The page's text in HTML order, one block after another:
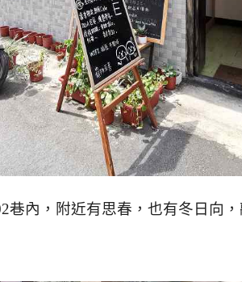
巷內，附近有思春，也有冬日向